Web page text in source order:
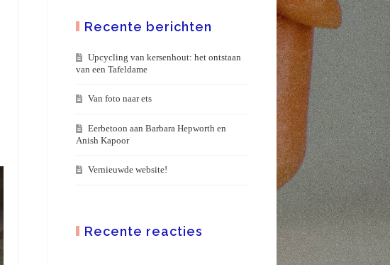
Recente berichten
Upcycling van kersenhout: het ontstaan
van een Tafeldame
Van foto naar ets
Eerbetoon aan Barbara Hepworth en
Anish Kapoor
Vernieuwde website!
Recente reacties